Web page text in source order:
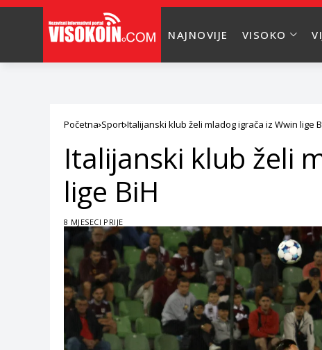
NAJNOVIJE VISOKO
Početna Sport Italijanski klub želi mladog igrača iz Wwin lige
Italijanski klub želi
lige BiH
8 MJESECI PRIJE